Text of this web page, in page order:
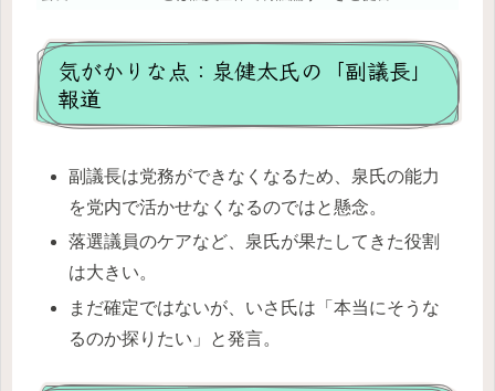
気がかりな点：泉健太氏の「副議長」
報道
副議長は党務ができなくなるため、泉氏の能力
を党内で活かせなくなるのではと懸念。
落選議員のケアなど、泉氏が果たしてきた役割
は大きい。
まだ確定ではないが、いさ氏は「本当にそうな
るのか探りたい」と発言。